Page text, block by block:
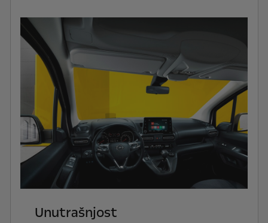
Unutrašnjost